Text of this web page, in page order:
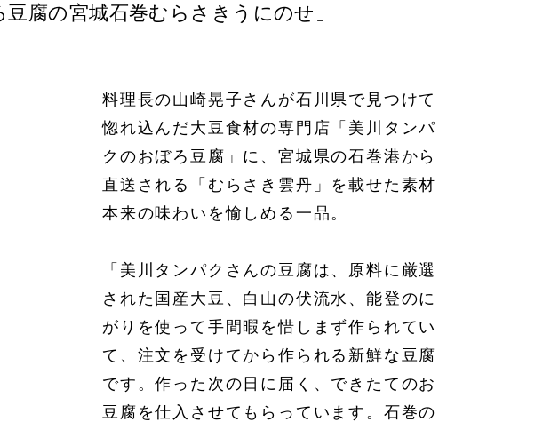
腐の宮城石巻むらさきうにのせ」
料理長の山崎晃子さんが石川県で見つけて
惚れ込んだ大豆食材の専門店「美川タンパ
クのおぼろ豆腐」に、宮城県の石巻港から
直送される「むらさき雲丹」を載せた素材
本来の味わいを愉しめる一品。
「美川タンパクさんの豆腐は、原料に厳選
された国産大豆、白山の伏流水、能登のに
がりを使って手間暇を惜しまず作られてい
て、注文を受けてから作られる新鮮な豆腐
です。作った次の日に届く、できたてのお
豆腐を仕入させてもらっています。石巻の